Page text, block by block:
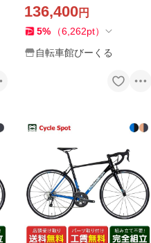
ブラック 22Speed ロードバ
イク
136,400円
5% （6,262pt）
自転車館びーくる